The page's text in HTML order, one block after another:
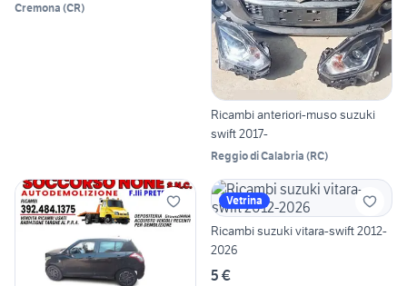
Cremona (CR)
Ricambi anteriori-muso suzuki
swift 2017-
Reggio di Calabria (RC)
Vetrina
Ricambi suzuki vitara-swift 2012-
2026
5 €